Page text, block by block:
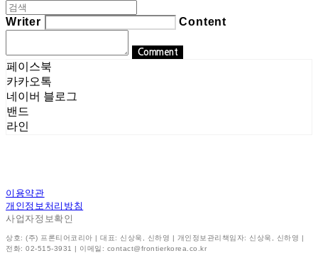
Writer Content
Comment
페이스북
카카오톡
네이버 블로그
밴드
라인
이용약관
개인정보처리방침
사업자정보확인
상호: (주) 프론티어코리아 | 대표: 신상욱, 신하영 | 개인정보관리책임자: 신상욱, 신하영 |
전화: 02-515-3931 | 이메일: contact@frontierkorea.co.kr